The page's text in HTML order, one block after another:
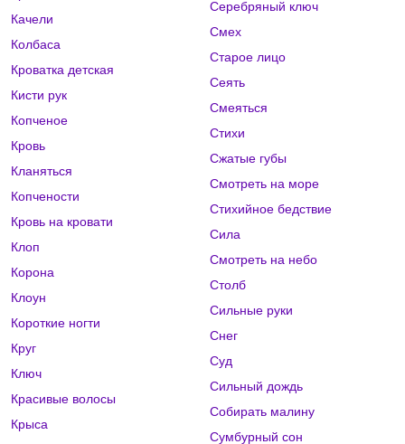
Качели
Колбаса
Кроватка детская
Кисти рук
Копченое
Кровь
Кланяться
Копчености
Кровь на кровати
Клоп
Корона
Клоун
Короткие ногти
Круг
Ключ
Красивые волосы
Крыса
Серебряный ключ
Смех
Старое лицо
Сеять
Смеяться
Стихи
Сжатые губы
Смотреть на море
Стихийное бедствие
Сила
Смотреть на небо
Столб
Сильные руки
Снег
Суд
Сильный дождь
Собирать малину
Сумбурный сон